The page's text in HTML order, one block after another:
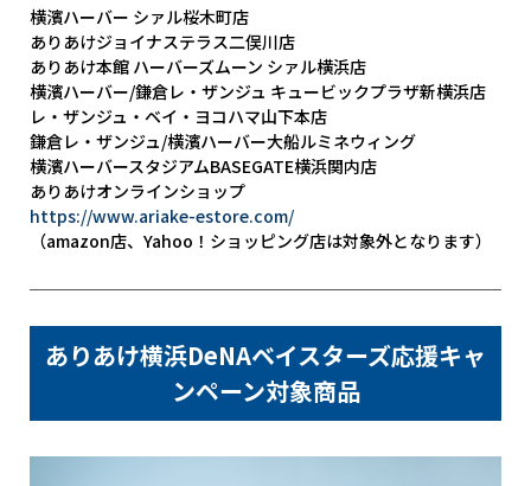
横濱ハーバー シァル桜木町店
ありあけジョイナステラス二俣川店
ありあけ本館 ハーバーズムーン シァル横浜店
横濱ハーバー/鎌倉レ・ザンジュ キュービックプラザ新横浜店
レ・ザンジュ・ベイ・ヨコハマ山下本店
鎌倉レ・ザンジュ/横濱ハーバー大船ルミネウィング
横濱ハーバースタジアムBASEGATE横浜関内店
ありあけオンラインショップ
https://www.ariake-estore.com/
（amazon店、Yahoo！ショッピング店は対象外となります）
ありあけ横浜DeNAベイスターズ応援キャ
ンペーン対象商品